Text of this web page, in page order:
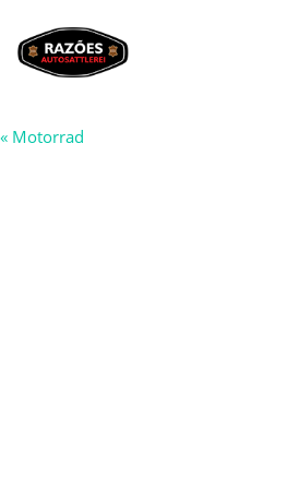
« Motorrad